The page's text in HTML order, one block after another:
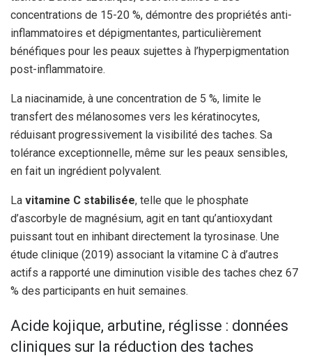
concentrations de 15-20 %, démontre des propriétés anti-
inflammatoires et dépigmentantes, particulièrement
bénéfiques pour les peaux sujettes à l’hyperpigmentation
post-inflammatoire.
La niacinamide, à une concentration de 5 %, limite le
transfert des mélanosomes vers les kératinocytes,
réduisant progressivement la visibilité des taches. Sa
tolérance exceptionnelle, même sur les peaux sensibles,
en fait un ingrédient polyvalent.
La vitamine C stabilisée, telle que le phosphate
d’ascorbyle de magnésium, agit en tant qu’antioxydant
puissant tout en inhibant directement la tyrosinase. Une
étude clinique (2019) associant la vitamine C à d’autres
actifs a rapporté une diminution visible des taches chez 67
% des participants en huit semaines.
Acide kojique, arbutine, réglisse : données
cliniques sur la réduction des taches